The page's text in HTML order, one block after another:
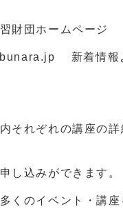
財団ホームページ
新着情報
それぞれの講座の
し込みができます。
くのイベント・講